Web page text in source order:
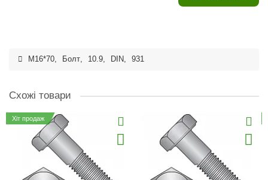
M16*70, Болт, 10.9, DIN, 931
Схожі товари
Хіт продаж